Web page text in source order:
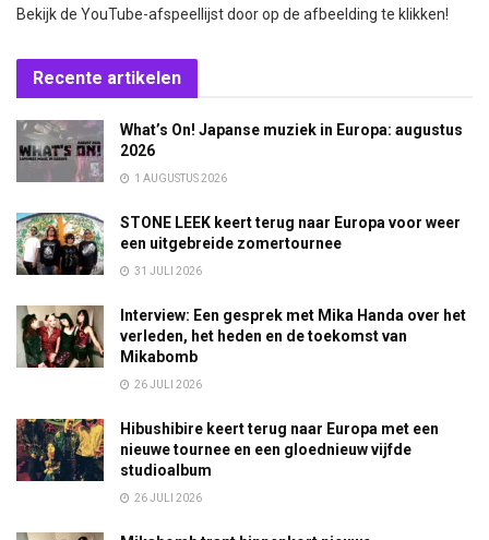
Bekijk de YouTube-afspeellijst door op de afbeelding te klikken!
Recente artikelen
What’s On! Japanse muziek in Europa: augustus
2026
1 AUGUSTUS 2026
STONE LEEK keert terug naar Europa voor weer
een uitgebreide zomertournee
31 JULI 2026
Interview: Een gesprek met Mika Handa over het
verleden, het heden en de toekomst van
Mikabomb
26 JULI 2026
Hibushibire keert terug naar Europa met een
nieuwe tournee en een gloednieuw vijfde
studioalbum
26 JULI 2026